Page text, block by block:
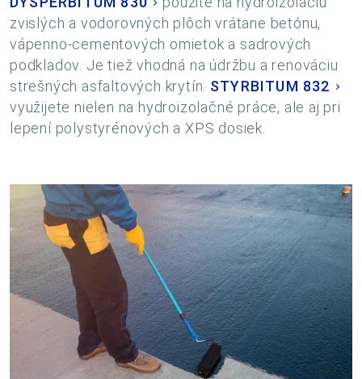
zvislých a vodorovných plôch vrátane betónu,
vápenno-cementových omietok a sadrových
podkladov. Je tiež vhodná na údržbu a renováciu
strešných asfaltových krytín. STYRBITUM 832
využijete nielen na hydroizolačné práce, ale aj pri
lepení polystyrénových a XPS dosiek.